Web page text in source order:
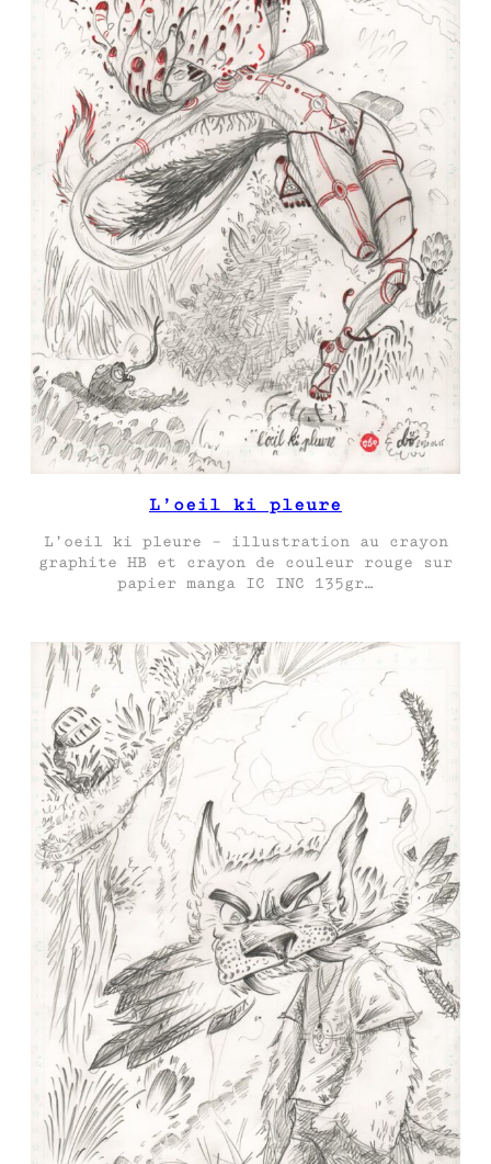
L’oeil ki pleure
L’oeil ki pleure – illustration au crayon
graphite HB et crayon de couleur rouge sur
papier manga IC INC 135gr…